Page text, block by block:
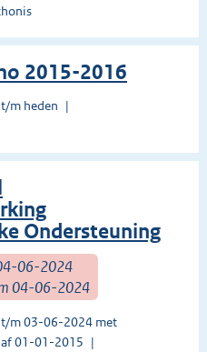
2015-2016
m heden
Ondersteuning
06-2024
04-06-2024
m 03-06-2024 met
01-01-2015